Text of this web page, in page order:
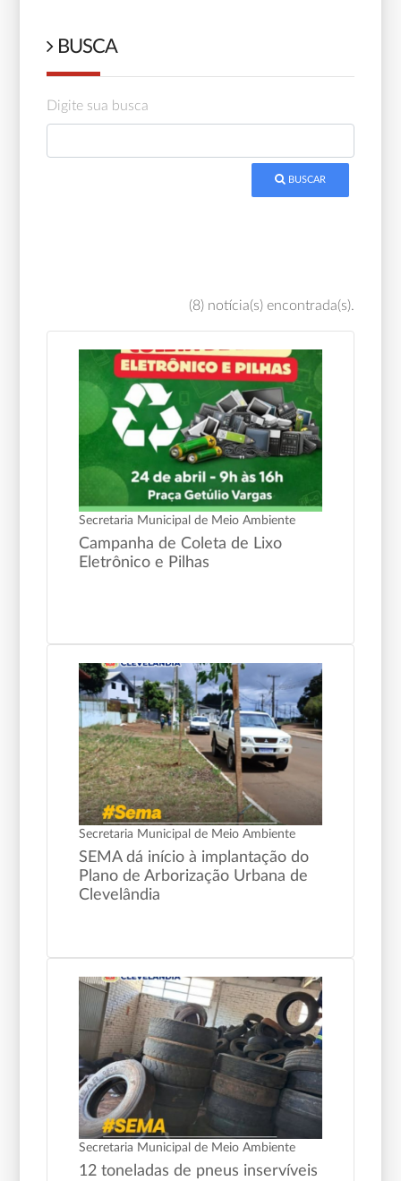
BUSCA
Digite sua busca
BUSCAR
(8) notícia(s) encontrada(s).
Secretaria Municipal de Meio Ambiente
Campanha de Coleta de Lixo
Eletrônico e Pilhas
Secretaria Municipal de Meio Ambiente
SEMA dá início à implantação do
Plano de Arborização Urbana de
Clevelândia
Secretaria Municipal de Meio Ambiente
12 toneladas de pneus inservíveis